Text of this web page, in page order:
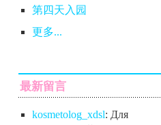
第四天入园
更多...
最新留言
kosmetolog_xdsl: Для